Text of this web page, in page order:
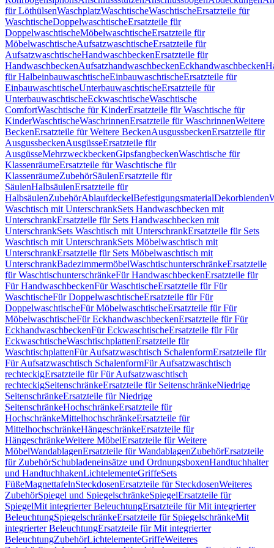
für LöthülsenWaschplatzWaschtischeWaschtischeErsatzteile für
WaschtischeDoppelwaschtischeErsatzteile für
DoppelwaschtischeMöbelwaschtischeErsatzteile für
MöbelwaschtischeAufsatzwaschtischeErsatzteile für
AufsatzwaschtischeHandwaschbeckenErsatzteile für
HandwaschbeckenAufsatzhandwaschbeckenEckhandwaschbecken
für HalbeinbauwaschtischeEinbauwaschtischeErsatzteile für
EinbauwaschtischeUnterbauwaschtischeErsatzteile für
UnterbauwaschtischeEckwaschtischeWaschtische
ComfortWaschtische für KinderErsatzteile für Waschtische für
KinderWaschtischeWaschrinnenErsatzteile für WaschrinnenWeitere
BeckenErsatzteile für Weitere BeckenAusgussbeckenErsatzteile für
AusgussbeckenAusgüsseErsatzteile für
AusgüsseMehrzweckbeckenGipsfangbeckenWaschtische für
KlassenräumeErsatzteile für Waschtische für
KlassenräumeZubehörSäulenErsatzteile für
SäulenHalbsäulenErsatzteile für
HalbsäulenZubehörAblaufdeckelBefestigungsmaterialDekorblenden
Waschtisch mit UnterschrankSets Handwaschbecken mit
UnterschrankErsatzteile für Sets Handwaschbecken mit
UnterschrankSets Waschtisch mit UnterschrankErsatzteile für Sets
Waschtisch mit UnterschrankSets Möbelwaschtisch mit
UnterschrankErsatzteile für Sets Möbelwaschtisch mit
UnterschrankBadezimmermöbelWaschtischunterschränkeErsatzteile
für WaschtischunterschränkeFür HandwaschbeckenErsatzteile für
Für HandwaschbeckenFür WaschtischeErsatzteile für Für
WaschtischeFür DoppelwaschtischeErsatzteile für Für
DoppelwaschtischeFür MöbelwaschtischeErsatzteile für Für
MöbelwaschtischeFür EckhandwaschbeckenErsatzteile für Für
EckhandwaschbeckenFür EckwaschtischeErsatzteile für Für
EckwaschtischeWaschtischplattenErsatzteile für
WaschtischplattenFür Aufsatzwaschtisch SchalenformErsatzteile für
Für Aufsatzwaschtisch SchalenformFür Aufsatzwaschtisch
rechteckigErsatzteile für Für Aufsatzwaschtisch
rechteckigSeitenschränkeErsatzteile für SeitenschränkeNiedrige
SeitenschränkeErsatzteile für Niedrige
SeitenschränkeHochschränkeErsatzteile für
HochschränkeMittelhochschränkeErsatzteile für
MittelhochschränkeHängeschränkeErsatzteile für
HängeschränkeWeitere MöbelErsatzteile für Weitere
MöbelWandablagenErsatzteile für WandablagenZubehörErsatzteile
für ZubehörSchubladeneinsätze und OrdnungsboxenHandtuchhalter
und HandtuchhakenLichtelementeGriffeSets
FüßeMagnettafelnSteckdosenErsatzteile für SteckdosenWeiteres
ZubehörSpiegel und SpiegelschränkeSpiegelErsatzteile für
SpiegelMit integrierter BeleuchtungErsatzteile für Mit integrierter
BeleuchtungSpiegelschränkeErsatzteile für SpiegelschränkeMit
integrierter BeleuchtungErsatzteile für Mit integrierter
BeleuchtungZubehörLichtelementeGriffeWeiteres